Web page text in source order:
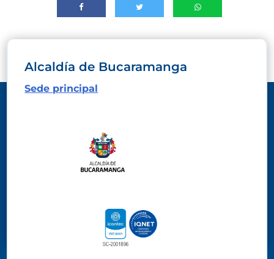
Alcaldía de Bucaramanga
Sede principal